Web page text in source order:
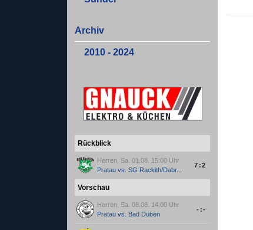
Archiv
2010 - 2024
Rückblick
Herren, Sa. 01.08. 15:00 Uhr
Pratauvs. SG Rackith/Dabr...
7:2
Vorschau
Herren, Sa. 08.08. 14:00 Uhr
Pratauvs. Bad Düben
-:-